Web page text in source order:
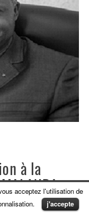
à la
France,
acceptez l'utilisation de
j'accepte